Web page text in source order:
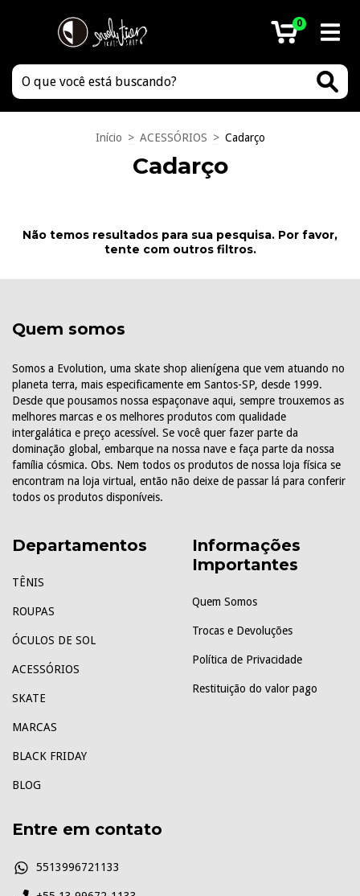
0
Início > ACESSÓRIOS > Cadarço
Cadarço
Não temos resultados para sua pesquisa. Por favor,
tente com outros filtros.
Quem somos
Somos a Evolution, uma skate shop alienígena que vem atuando no
planeta terra, mais especificamente em Santos-SP, desde 1999.
Desde que pousamos nossa espaçonave aqui, sempre trouxemos as
melhores marcas e os melhores produtos com qualidade
intergalática e preço acessível. Se você quer fazer parte da
dominação global, embarque na nossa nave e faça parte da nossa
família cósmica. Obs. Nem todos os produtos de nossa loja física se
encontram na loja virtual, então não deixe de passar lá para conferir
todos os produtos disponíveis.
Departamentos
TÊNIS
ROUPAS
ÓCULOS DE SOL
ACESSÓRIOS
SKATE
MARCAS
BLACK FRIDAY
BLOG
Informações
Importantes
Quem Somos
Trocas e Devoluções
Política de Privacidade
Restituição do valor pago
Entre em contato
5513996721133